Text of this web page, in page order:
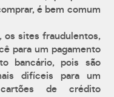
é bem comum
os sites fraudulentos,
para um pagamento
bancário, pois são
difíceis para um
de crédito